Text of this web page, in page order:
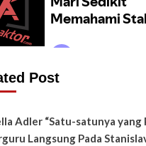
Post
Adler “Satu-satunya yang
Langsung Pada